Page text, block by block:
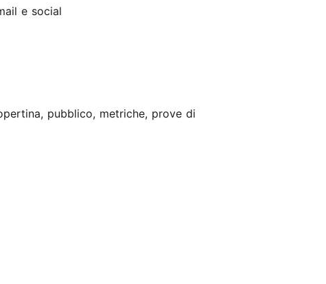
e social
pubblico, metriche, prove di